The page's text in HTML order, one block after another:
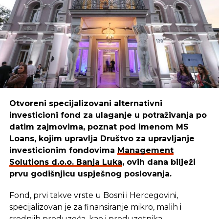
SRNA
Otvoreni specijalizovani alternativni
investicioni fond za ulaganje u potraživanja po
datim zajmovima, poznat pod imenom MS
Loans, kojim upravlja Društvo za upravljanje
investicionim fondovima Management
Solutions d.o.o. Banja Luka, ovih dana bilježi
prvu godišnjicu uspješnog poslovanja.
Fond, prvi takve vrste u Bosni i Hercegovini,
specijalizovan je za finansiranje mikro, malih i